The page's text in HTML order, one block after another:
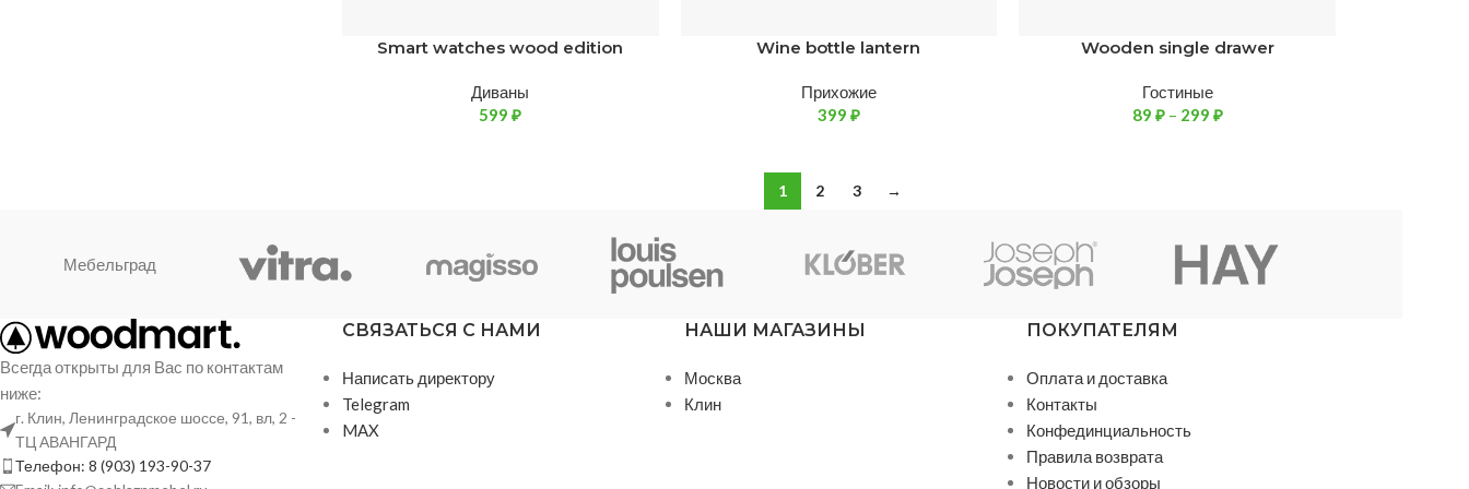
Smart watches wood edition
Диваны
599₽
Wine bottle lantern
Прихожие
399 ₽
Wooden single drawer
Гостиные
89 ₽ – 299 ₽
1 2 3 →
Мебельград
Всегда открыты для Вас по контактам
ниже:
г. Клин, Ленинградское шоссе, 91, вл, 2 -
ТЦ АВАНГАРД
Телефон: 8 (903) 193-90-37
СВЯЗАТЬСЯ С НАМИ
Написать директору
Telegram
MAX
НАШИ МАГАЗИНЫ
Москва
Клин
ПОКУПАТЕЛЯМ
Оплата и доставка
Контакты
Конфединциальность
Правила возврата
Новости и обзоры